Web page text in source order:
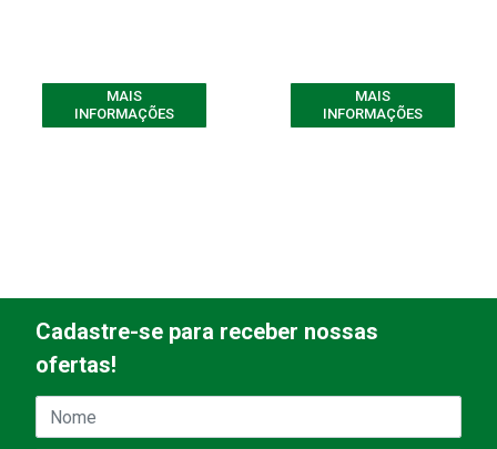
MAIS
INFORMAÇÕES
MAIS
INFORMAÇÕES
Cadastre-se para receber nossas
ofertas!